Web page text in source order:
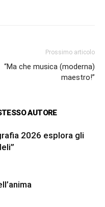
Prossimo articolo
“Ma che musica (moderna)
maestro!”
AUTORE
2026 esplora gli